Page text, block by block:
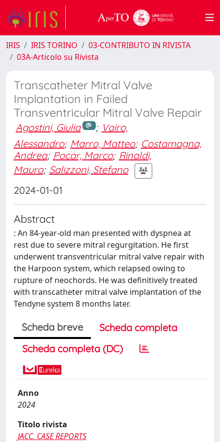
IRIS IRIS TORINO
03-CONTRIBUTO IN RIVISTA
03A-Articolo su Rivista
Transcatheter Mitral Valve
Implantation in Failed
Transventricular Mitral Valve Repair
Agostini, Giulia ; Vairo,
Alessandro; Marro, Matteo; Costamagna,
Andrea; Pocar, Marco; Rinaldi,
Mauro; Salizzoni, Stefano
2024-01-01
Abstract
: An 84-year-old man presented with dyspnea at
rest due to severe mitral regurgitation. He first
underwent transventricular mitral valve repair with
the Harpoon system, which relapsed owing to
rupture of neochords. He was definitively treated
with transcatheter mitral valve implantation of the
Tendyne system 8 months later.
Scheda breve
Scheda completa
Scheda completa (DC)
Anno
2024
Titolo rivista
JACC. CASE REPORTS